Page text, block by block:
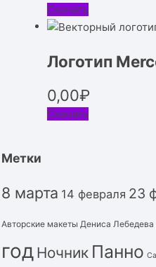
Скачать
Логотип
0,00₽
Скачать
Метки
8 марта 14 февраля 23
Авторские макеты Дениса Лебедева
год Ночник Панно